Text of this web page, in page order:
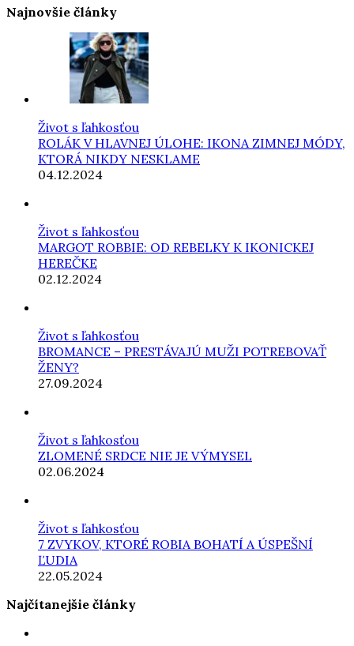
Najnovšie články
Život s ľahkosťou
ROLÁK V HLAVNEJ ÚLOHE: IKONA ZIMNEJ MÓDY,
KTORÁ NIKDY NESKLAME
04.12.2024
Život s ľahkosťou
MARGOT ROBBIE: OD REBELKY K IKONICKEJ
HEREČKE
02.12.2024
Život s ľahkosťou
BROMANCE – PRESTÁVAJÚ MUŽI POTREBOVAŤ
ŽENY?
27.09.2024
Život s ľahkosťou
ZLOMENÉ SRDCE NIE JE VÝMYSEL
02.06.2024
Život s ľahkosťou
7 ZVYKOV, KTORÉ ROBIA BOHATÍ A ÚSPEŠNÍ
ĽUDIA
22.05.2024
Najčítanejšie články